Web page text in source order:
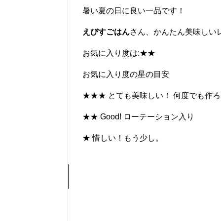
暑い夏の日に良い一品です！
えびすごはんさん、かんたん美味しい
お気に入り度は:★★
お気に入り度の星の目安
★★★ とても美味しい！ 何度でも作ろ
★★ Good! ローテーション入り
★ 惜しい！もう少し。